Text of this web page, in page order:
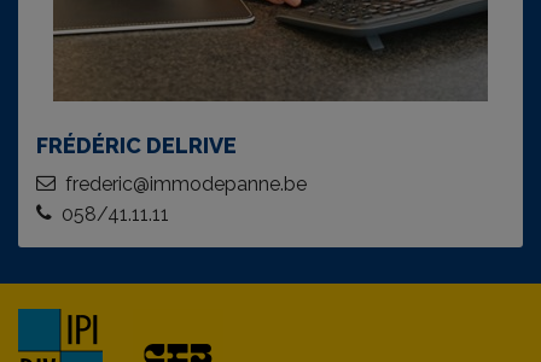
FRÉDÉRIC DELRIVE
frederic@immodepanne.be
058/41.11.11